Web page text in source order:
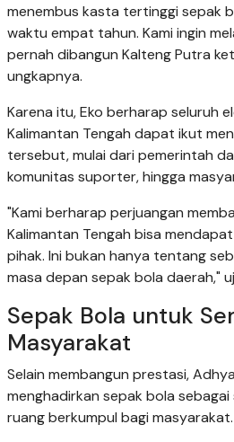
menembus kasta tertinggi sepak
waktu empat tahun. Kami ingin
pernah dibangun Kalteng Putra
ungkapnya.
Karena itu, Eko berharap seluruh
Kalimantan Tengah dapat ikut
tersebut, mulai dari pemerintah
komunitas suporter, hingga
"Kami berharap perjuangan
Kalimantan Tengah bisa
pihak. Ini bukan hanya tentang
masa depan sepak bola daerah,"
Sepak Bola untuk
Masyarakat
Selain membangun prestasi,
menghadirkan sepak bola
ruang berkumpul bagi masyarakat.